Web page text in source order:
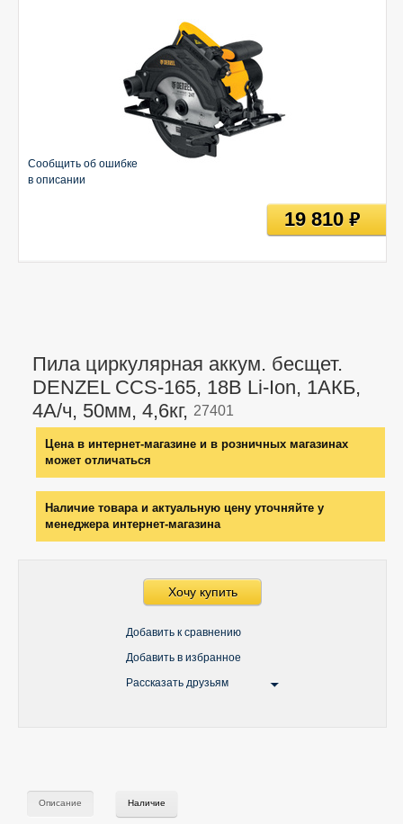
Пила циркулярная аккум. бесщет.
DENZEL CCS-165, 18В Li-Ion, 1АКБ,
4А/ч, 50мм, 4,6кг, 27401
Цена в интернет-магазине и в розничных магазинах
может отличаться
Наличие товара и актуальную цену уточняйте у
менеджера интернет-магазина
Хочу купить
Добавить к сравнению
Добавить в избранное
Рассказать друзьям
Сообщить об ошибке
в описании
19 810руб
Описание Наличие